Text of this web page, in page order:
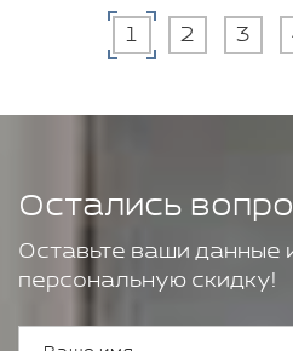
1 2 3
Остались
Оставьте ваши данные
персональную скидку!